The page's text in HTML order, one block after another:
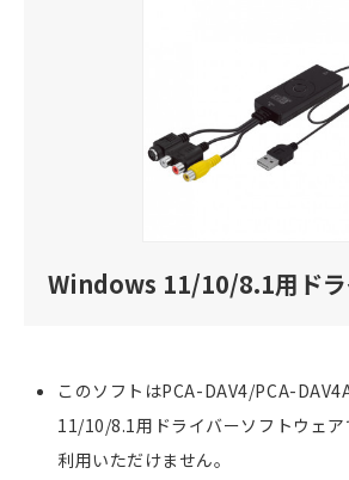
Windows 11/10/8.1用ドラ
このソフトはPCA-DAV4/PCA-
11/10/8.1用ドライバーソフトウェア
利用いただけません。